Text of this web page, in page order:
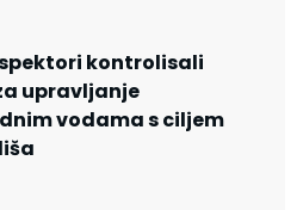
kontrolisali
upravljanje
vodama s ciljem